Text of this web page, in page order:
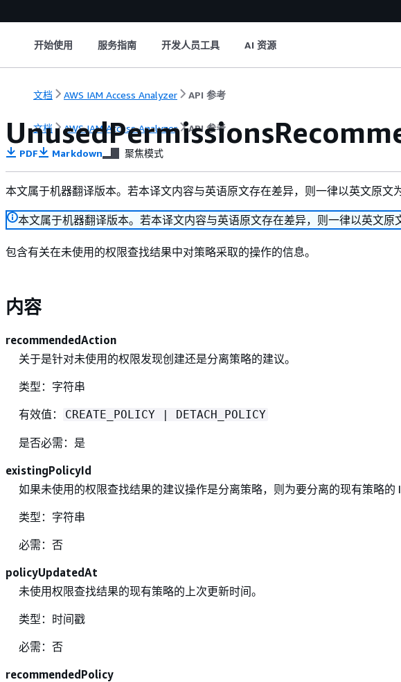
开始使用 服务指南 开发人员工具 AI 资源
文档 AWS IAM Access Analyzer API 参考
文档 AWS IAM Access Analyzer API 参考
PDF Markdown 聚焦模式
本文属于机器翻译版本。若本译文内容与英语原文存在差异，则一律以英文原文
本文属于机器翻译版本。若本译文内容与英语原文存在差异，则一律以英文原
包含有关在未使用的权限查找结果中对策略采取的操作的信息。
内容
recommendedAction
关于是针对未使用的权限发现创建还是分离策略的建议。
类型：字符串
有效值：
CREATE_POLICY | DETACH_POLICY
是否必需：是
existingPolicyId
如果未使用的权限查找结果的建议操作是分离策略，则为要分离的现有策略的
类型：字符串
必需：否
policyUpdatedAt
未使用权限查找结果的现有策略的上次更新时间。
类型：时间戳
必需：否
recommendedPolicy